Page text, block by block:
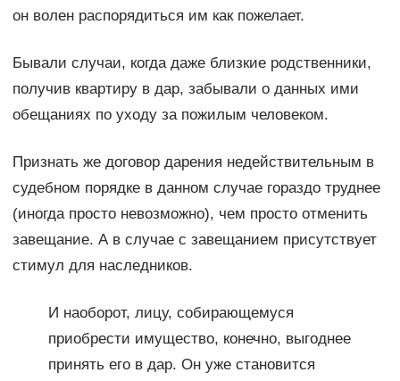
он волен распорядиться им как пожелает.
Бывали случаи, когда даже близкие родственники,
получив квартиру в дар, забывали о данных ими
обещаниях по уходу за пожилым человеком.
Признать же договор дарения недействительным в
судебном порядке в данном случае гораздо труднее
(иногда просто невозможно), чем просто отменить
завещание. А в случае с завещанием присутствует
стимул для наследников.
И наоборот, лицу, собирающемуся
приобрести имущество, конечно, выгоднее
принять его в дар. Он уже становится